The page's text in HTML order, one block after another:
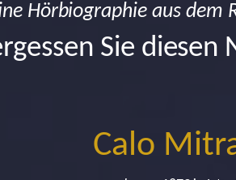
Hörbiographie aus dem
Sie diesen
Calo